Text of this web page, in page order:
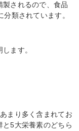
されるので、食品
類されています。
ます。
まり多く含まれてお
5大栄養素のどちら